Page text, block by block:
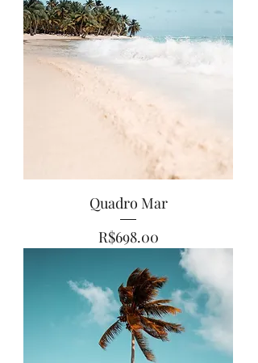
Quadro Mar
Price
R$698.00